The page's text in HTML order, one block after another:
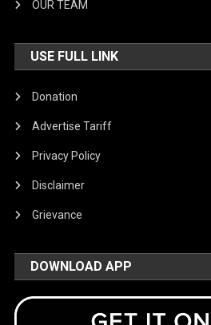
OUR TEAM
USE FULL LINK
Donation
Advertise Tariff
Privacy Policy
Disclaimer
Grievance
DOWNLOAD APP